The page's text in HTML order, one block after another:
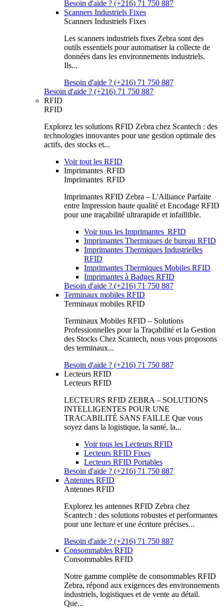
Besoin d'aide ? (+216) 71 750 887
Scanners Industriels Fixes
Scanners Industriels Fixes
Les scanners industriels fixes Zebra sont des
outils essentiels pour automatiser la collecte de
données dans les environnements industriels.
Ils...
Besoin d'aide ? (+216) 71 750 887
Besoin d'aide ? (+216) 71 750 887
RFID
RFID
Explorez les solutions RFID Zebra chez Scantech : des
technologies innovantes pour une gestion optimale des
actifs, des stocks et...
Voir tout les RFID
Imprimantes RFID
Imprimantes RFID
Imprimantes RFID Zebra – L'Alliance Parfaite
entre Impression haute qualité et Encodage RFID
pour une traçabilité ultrarapide et infaillible.
Voir tous les Imprimantes RFID
Imprimantes Thermiques de bureau RFID
Imprimantes Thermiques Industrielles
RFID
Imprimantes Thermiques Mobiles RFID
Imprimantes à Badges RFID
Besoin d'aide ? (+216) 71 750 887
Terminaux mobiles RFID
Terminaux mobiles RFID
Terminaux Mobiles RFID – Solutions
Professionnelles pour la Traçabilité et la Gestion
des Stocks Chez Scantech, nous vous proposons
des terminaux...
Besoin d'aide ? (+216) 71 750 887
Lecteurs RFID
Lecteurs RFID
LECTEURS RFID ZEBRA – SOLUTIONS
INTELLIGENTES POUR UNE
TRACABILITÉ SANS FAILLE Que vous
soyez dans la logistique, la santé, la...
Voir tous les Lecteurs RFID
Lecteurs RFID Fixes
Lecteurs RFID Portables
Besoin d'aide ? (+216) 71 750 887
Antennes RFID
Antennes RFID
Explorez les antennes RFID Zebra chez
Scantech : des solutions robustes et performantes
pour une lecture et une écriture précises...
Besoin d'aide ? (+216) 71 750 887
Consommables RFID
Consommables RFID
Notre gamme complète de consommables RFID
Zebra, répond aux exigences des environnements
industriels, logistiques et de vente au détail.
Que...